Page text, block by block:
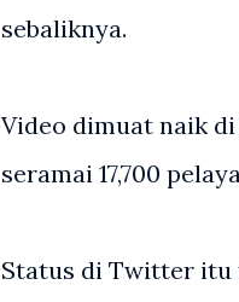
sebaliknya.
Video dimuat naik
seramai 17,700
Status di Twitter itu